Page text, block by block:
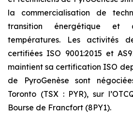
la commercialisation de
transition énergétique et
températures. Les activités
certifiées ISO 9001:2015 et
maintient sa certification ISO
de PyroGenèse sont
Toronto (TSX : PYR), sur
Bourse de Francfort (8PY1).